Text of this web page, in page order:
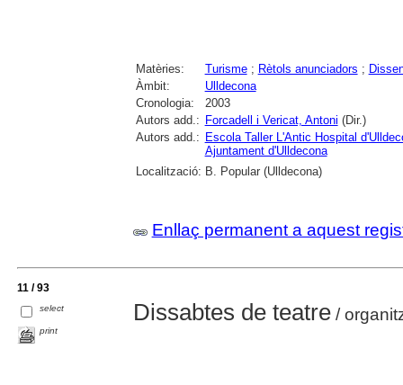
Matèries: Turisme; Rètols anunciadors ;
Àmbit:
Ulldecona
Cronologia:
2003
Autors add.: Forcadell i Vericat, Antoni (Dir.)
Autors add.: Escola Taller L'Antic Hospital
Ajuntament d'Ulldecona
Localització: B. Popular (Ulldecona)
Enllaç permanent a aquest
11 / 93
select
print
Dissabtes de teatre/